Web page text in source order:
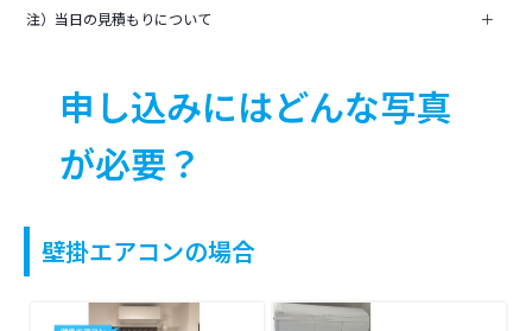
注）当日の見積もりについて ＋
申し込みにはどんな写真
が必要？
壁掛エアコンの場合